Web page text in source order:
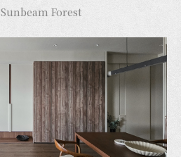
Sunbeam Forest